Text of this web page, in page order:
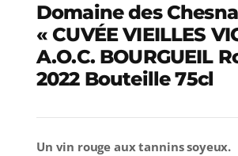
Domaine des
« CUVÉE VIEILLES
A.O.C. BOURGUEIL
2022 Bouteille 75cl
Un vin rouge aux tannins soyeux.